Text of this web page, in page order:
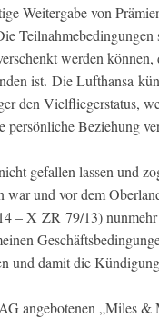
Weitergabe von
werden
ist. Die Lufthansa
den Vielfliegerstatus,
Beziehung
gefallen lassen und
und vor dem
– X ZR 79/13) nunmehr
und damit die
angebotenen „Miles &